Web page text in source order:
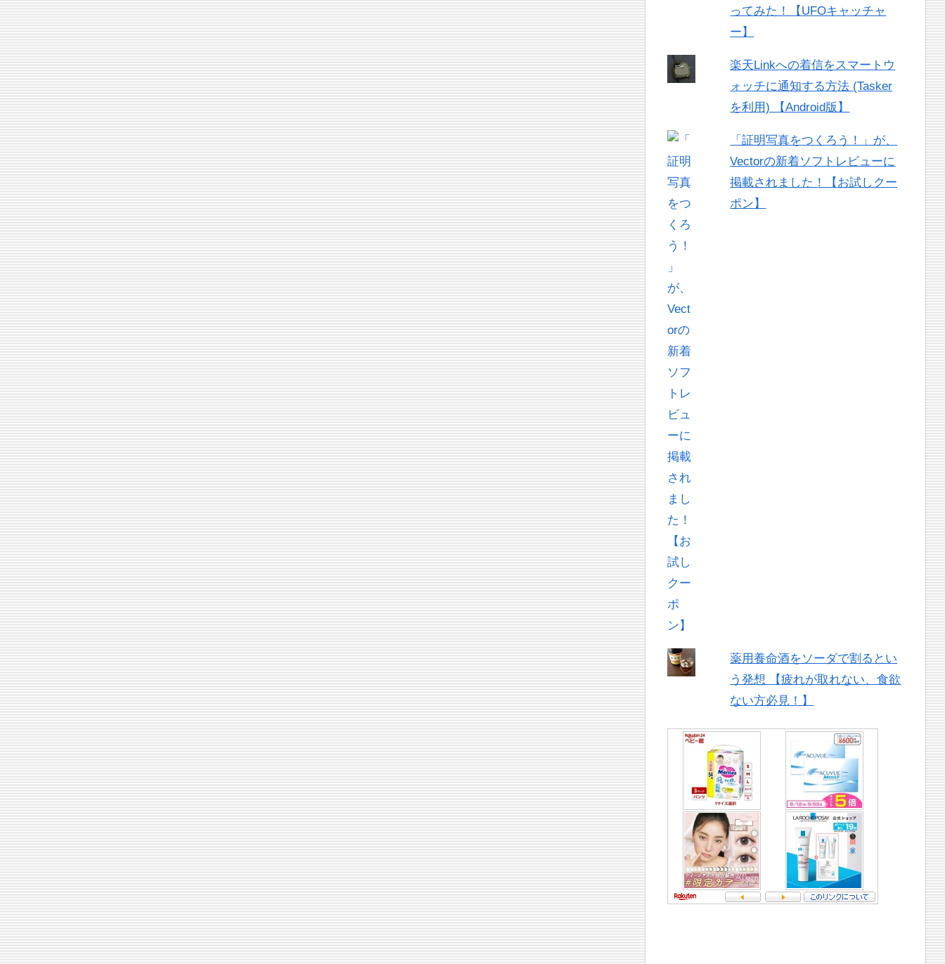
ってみた！【UFOキャッチャ
ー】
楽天Linkへの着信をスマートウ
ォッチに通知する方法 (Tasker
を利用) 【Android版】
「証明写真をつくろう！」が、
Vectorの新着ソフトレビューに
掲載されました！【お試しクー
ポン】
薬用養命酒をソーダで割るとい
う発想 【疲れが取れない、食欲
ない方必見！】